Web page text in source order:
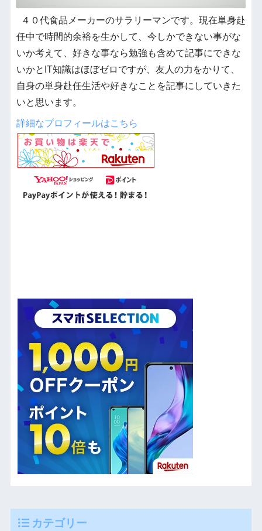
４０代食品メーカーのサラリーマンです。現在単身赴
任中で時間的余裕を生かして、今しかできない事がな
いか考えて、好きな事なら勉強も含めて記事にできな
いかとIT知識はほぼゼロですが、友人の力をかりて、
自身の単身赴任生活や好きなことを記事にしていきた
いと思います。
詳細なプロフィールはこちら
カテゴリー